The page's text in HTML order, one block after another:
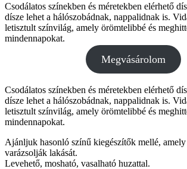
Csodálatos színekben és méretekben elérhető
dísze lehet a hálószobádnak, nappalidnak is.
letisztult színvilág, amely örömtelibbé és
mindennapokat.
Megvásárolom
Csodálatos színekben és méretekben elérhető
dísze lehet a hálószobádnak, nappalidnak is.
letisztult színvilág, amely örömtelibbé és
mindennapokat.
Ajánljuk hasonló színű kiegészítők mellé, amely
varázsolják lakását.
Levehető, mosható, vasalható huzattal.